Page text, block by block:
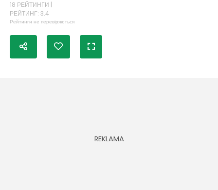
18 РЕЙТИНГИ |
РЕЙТИНГ: 3.4
Рейтинги не перевіряються